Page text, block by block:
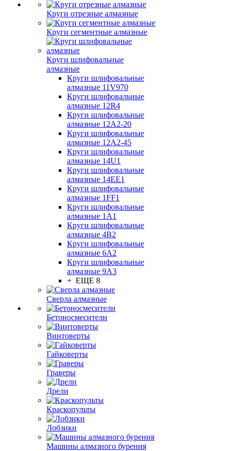
Круги отрезные алмазные
Круги сегментные алмазные
Круги шлифовальные
алмазные
Круги шлифовальные
алмазные 11V970
Круги шлифовальные
алмазные 12R4
Круги шлифовальные
алмазные 12А2-20
Круги шлифовальные
алмазные 12А2-45
Круги шлифовальные
алмазные 14U1
Круги шлифовальные
алмазные 14ЕЕ1
Круги шлифовальные
алмазные 1FF1
Круги шлифовальные
алмазные 1А1
Круги шлифовальные
алмазные 4В2
Круги шлифовальные
алмазные 6A2
Круги шлифовальные
алмазные 9А3
+ ЕЩЕ 8
Сверла алмазные
Бетоносмесители
Винтоверты
Гайковерты
Граверы
Дрели
Краскопульты
Лобзики
Машины алмазного бурения